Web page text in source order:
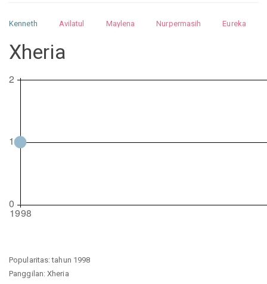
Kenneth Avilatul Maylena Nurpermasih
Eureka
Nurhilman
Pathin
Xheria
Popularitas: tahun 1998
Panggilan: Xheria